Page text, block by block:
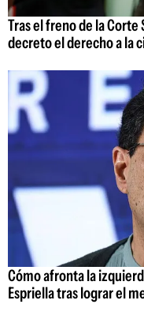
Tras el freno de la
decreto el derecho a la
Cómo afronta la
Espriella tras lograr el